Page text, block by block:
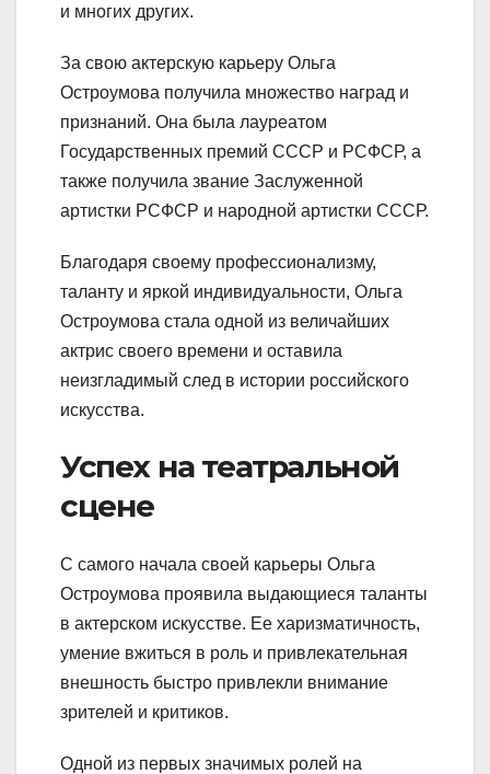
и многих других.
За свою актерскую карьеру Ольга
Остроумова получила множество наград и
признаний. Она была лауреатом
Государственных премий СССР и РСФСР, а
также получила звание Заслуженной
артистки РСФСР и народной артистки СССР.
Благодаря своему профессионализму,
таланту и яркой индивидуальности, Ольга
Остроумова стала одной из величайших
актрис своего времени и оставила
неизгладимый след в истории российского
искусства.
Успех на театральной
сцене
С самого начала своей карьеры Ольга
Остроумова проявила выдающиеся таланты
в актерском искусстве. Ее харизматичность,
умение вжиться в роль и привлекательная
внешность быстро привлекли внимание
зрителей и критиков.
Одной из первых значимых ролей на